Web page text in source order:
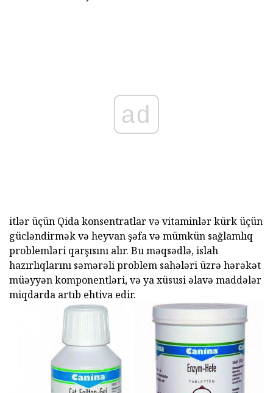
ad
itlər üçün Qida konsentratlar və vitaminlər kürk üçün
gücləndirmək və heyvan şəfa və mümkün sağlamlıq
problemləri qarşısını alır. Bu məqsədlə, islah
hazırlıqlarını səmərəli problem sahələri üzrə hərəkət
müəyyən komponentləri, və ya xüsusi əlavə maddələr
miqdarda artıb ehtiva edir.